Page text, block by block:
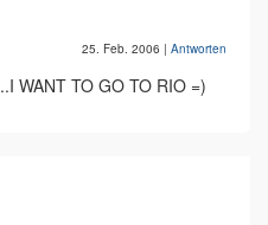
25. Feb. 2006 | Antworten
WANT TO GO TO RIO =)